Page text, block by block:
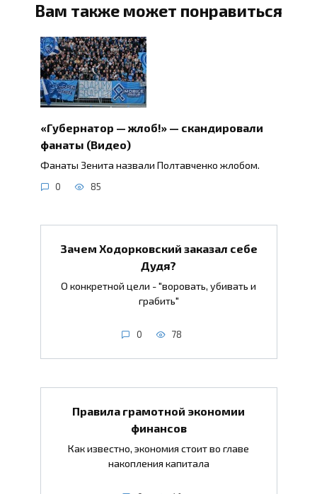
Вам также может понравиться
«Губернатор — жлоб!» — скандировали
фанаты (Видео)
Фанаты Зенита назвали Полтавченко жлобом.
0 85
Зачем Ходорковский заказал себе
Дудя?
О конкретной цели - "воровать, убивать и
грабить"
0 78
Правила грамотной экономии
финансов
Как известно, экономия стоит во главе
накопления капитала